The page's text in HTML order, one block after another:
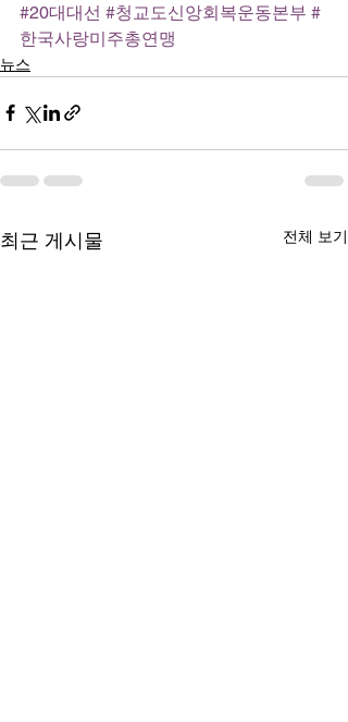
#20대대선 #청교도신앙회복운동본부 #
한국사랑미주총연맹
뉴스
최근 게시물 전체 보기